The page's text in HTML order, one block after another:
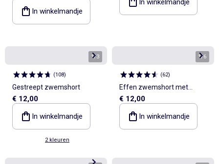
In winkelmandje
1/3
(108)
Gestreept zwemshort
€ 12,00
In winkelmandje
2 kleuren
1/6
(62)
Effen zwemshort met
zakken
€ 12,00
In winkelmandje